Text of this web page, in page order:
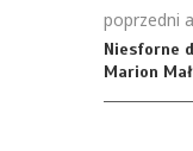
poprzedni
Niesforne
Marion